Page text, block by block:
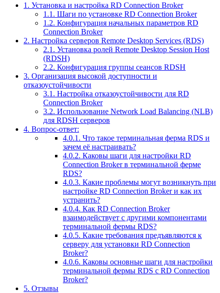
1. Установка и настройка RD Connection Broker
1.1. Шаги по установке RD Connection Broker
1.2. Конфигурация начальных параметров RD
Connection Broker
2. Настройка серверов Remote Desktop Services (RDS)
2.1. Установка ролей Remote Desktop Session Host
(RDSH)
2.2. Конфигурация группы сеансов RDSH
3. Организация высокой доступности и
отказоустойчивости
3.1. Настройка отказоустойчивости для RD
Connection Broker
3.2. Использование Network Load Balancing (NLB)
для RDSH серверов
4. Вопрос-ответ:
4.0.1. Что такое терминальная ферма RDS и
зачем её настраивать?
4.0.2. Каковы шаги для настройки RD
Connection Broker в терминальной ферме
RDS?
4.0.3. Какие проблемы могут возникнуть при
настройке RD Connection Broker и как их
устранить?
4.0.4. Как RD Connection Broker
взаимодействует с другими компонентами
терминальной фермы RDS?
4.0.5. Какие требования предъявляются к
серверу для установки RD Connection
Broker?
4.0.6. Каковы основные шаги для настройки
терминальной фермы RDS с RD Connection
Broker?
5. Отзывы